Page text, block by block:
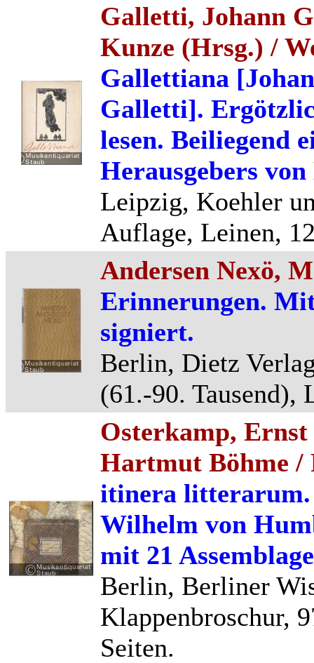
Galletti, Johann
Kunze (Hrsg.) /
Gallettiana
Galletti].
lesen. Beiliegend
Herausgebers
Leipzig, Koehler
Auflage, Leinen,
Andersen Nexö,
Erinnerungen.
signiert.
Berlin, Dietz
(61.-90. Tausend),
Osterkamp,
Hartmut Böhme /
itinera litterarum.
Wilhelm von
mit 21
Berlin, Berliner
Klappenbroschur,
Seiten.